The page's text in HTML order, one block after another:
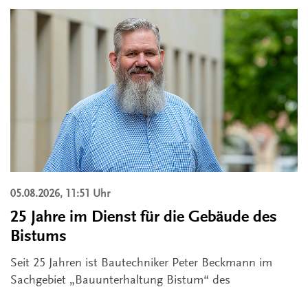
05.08.2026, 11:51 Uhr
25 Jahre im Dienst für die Gebäude des
Bistums
Seit 25 Jahren ist Bautechniker Peter Beckmann im
Sachgebiet „Bauunterhaltung Bistum“ des